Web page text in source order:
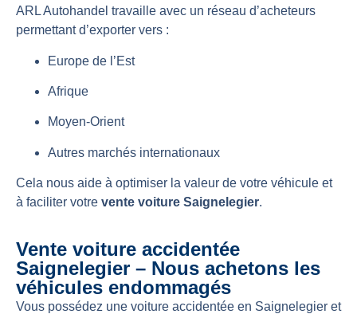
ARL Autohandel travaille avec un réseau d’acheteurs
permettant d’exporter vers :
Europe de l’Est
Afrique
Moyen-Orient
Autres marchés internationaux
Cela nous aide à optimiser la valeur de votre véhicule et
à faciliter votre vente voiture Saignelegier.
Vente voiture accidentée
Saignelegier – Nous achetons les
véhicules endommagés
Vous possédez une voiture accidentée en Saignelegier et